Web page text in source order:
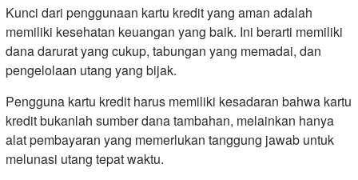
Kunci dari penggunaan kartu kredit yang aman adalah
memiliki kesehatan keuangan yang baik. Ini berarti memiliki
dana darurat yang cukup, tabungan yang memadai, dan
pengelolaan utang yang bijak.
Pengguna kartu kredit harus memiliki kesadaran bahwa kartu
kredit bukanlah sumber dana tambahan, melainkan hanya
alat pembayaran yang memerlukan tanggung jawab untuk
melunasi utang tepat waktu.